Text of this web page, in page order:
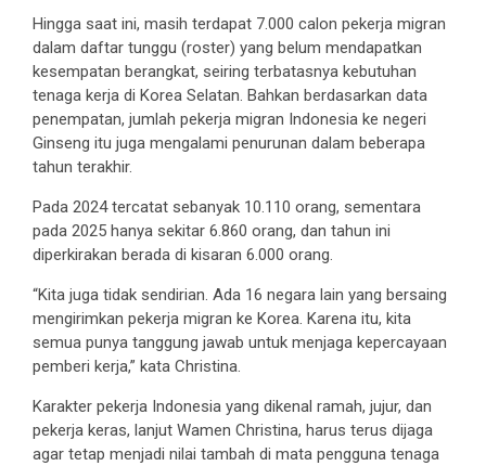
Hingga saat ini, masih terdapat 7.000 calon pekerja migran
dalam daftar tunggu (roster) yang belum mendapatkan
kesempatan berangkat, seiring terbatasnya kebutuhan
tenaga kerja di Korea Selatan. Bahkan berdasarkan data
penempatan, jumlah pekerja migran Indonesia ke negeri
Ginseng itu juga mengalami penurunan dalam beberapa
tahun terakhir.
Pada 2024 tercatat sebanyak 10.110 orang, sementara
pada 2025 hanya sekitar 6.860 orang, dan tahun ini
diperkirakan berada di kisaran 6.000 orang.
“Kita juga tidak sendirian. Ada 16 negara lain yang bersaing
mengirimkan pekerja migran ke Korea. Karena itu, kita
semua punya tanggung jawab untuk menjaga kepercayaan
pemberi kerja,” kata Christina.
Karakter pekerja Indonesia yang dikenal ramah, jujur, dan
pekerja keras, lanjut Wamen Christina, harus terus dijaga
agar tetap menjadi nilai tambah di mata pengguna tenaga